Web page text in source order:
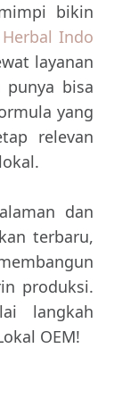
bikin
Indo
layanan
bisa
yang
relevan
dan
terbaru,
produksi.
langkah
OEM!